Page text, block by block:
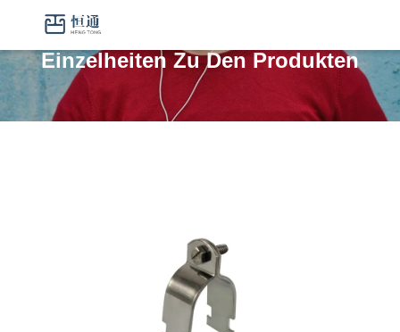
Einzelheiten Zu Den Produkten